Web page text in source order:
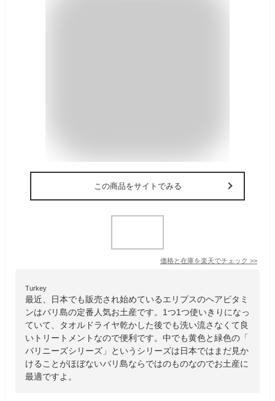
この商品をサイトでみる
価格と在庫を楽天でチェック >>
Turkey
最近、日本でも販売され始めているエリプスのヘアビタミ
ンはバリ島の定番人気お土産です。1つ1つ使いきりになっ
ていて、タオルドライヤ乾かした後でも洗い流さなくて良
いトリートメントなので便利です。中でも黄色と緑色の「
バリニーズシリーズ」というシリーズは日本ではまだ見か
けることがほぼないバリ島ならではのものなのでお土産に
最適ですよ。